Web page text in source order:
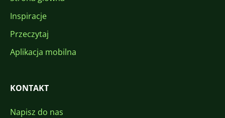
Inspiracje
Przeczytaj
Aplikacja mobilna
KONTAKT
Napisz do nas